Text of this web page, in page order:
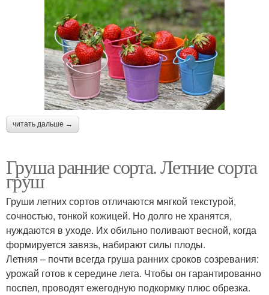
Яблоня для
подмосковья
Зимние сорта
Яблони для
подмосковья
Зимостойкие сорта
Вишни для
Карликовые сорта Популярные сорта
читать дальше →
Груша ранние сорта. Летние сорта
груш
Груши летних сортов отличаются мягкой текстурой,
сочностью, тонкой кожицей. Но долго не хранятся,
нуждаются в уходе. Их обильно поливают весной, когда
формируется завязь, набирают силы плоды.
Летняя – почти всегда груша ранних сроков созревания:
урожай готов к середине лета. Чтобы он гарантированно
поспел, проводят ежегодную подкормку плюс обрезка.